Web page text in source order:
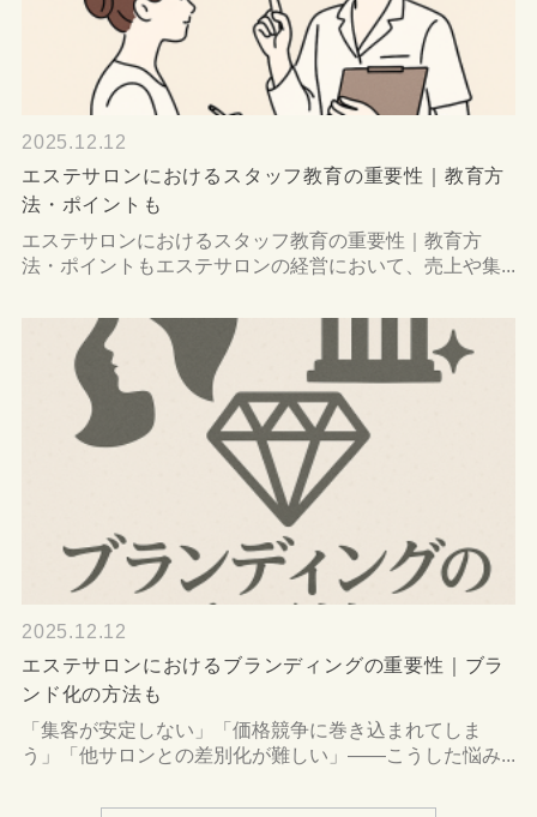
2025.12.12
エステサロンにおけるスタッフ教育の重要性｜教育方
法・ポイントも
エステサロンにおけるスタッフ教育の重要性｜教育方
法・ポイントもエステサロンの経営において、売上や集...
2025.12.12
エステサロンにおけるブランディングの重要性｜ブラ
ンド化の方法も
「集客が安定しない」「価格競争に巻き込まれてしま
う」「他サロンとの差別化が難しい」――こうした悩み...